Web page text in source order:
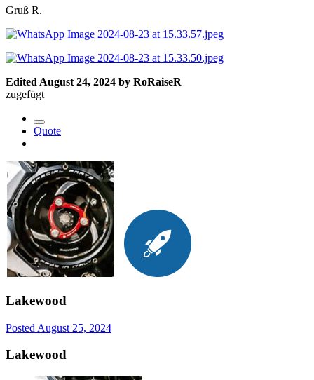
Gruß R.
Edited August 24, 2024 by RoRaiseR
zugefügt
Quote
Lakewood
Posted August 25, 2024
Lakewood